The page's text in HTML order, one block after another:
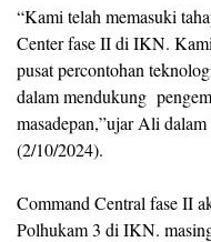
“Kami telah memasuki
Center fase II di IKN.
pusat percontohan
dalam mendukung
masadepan,”ujar Ali
(2/10/2024).
Command Central fase II
Polhukam 3 di IKN.